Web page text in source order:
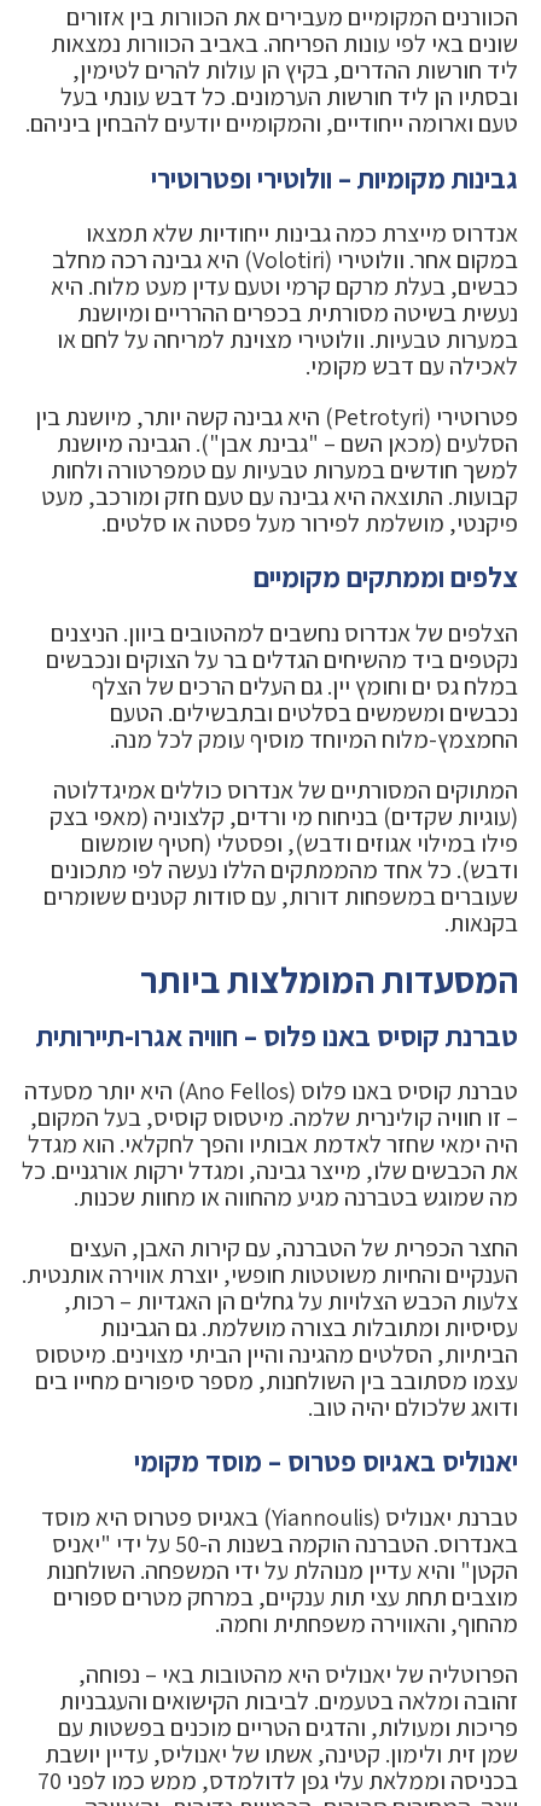
הכוורנים המקומיים מעבירים את הכוורות בין אזורים
שונים באי לפי עונות הפריחה. באביב הכוורות נמצאות
ליד חורשות ההדרים, בקיץ הן עולות להרים לטימין,
ובסתיו הן ליד חורשות הערמונים. כל דבש עונתי בעל
טעם וארומה ייחודיים, והמקומיים יודעים להבחין ביניהם.
גבינות מקומיות – וולוטירי ופטרוטירי
אנדרוס מייצרת כמה גבינות ייחודיות שלא תמצאו
במקום אחר. וולוטירי (Volotiri) היא גבינה רכה מחלב
כבשים, בעלת מרקם קרמי וטעם עדין מעט מלוח. היא
נעשית בשיטה מסורתית בכפרים ההרריים ומיושנת
במערות טבעיות. וולוטירי מצוינת למריחה על לחם או
לאכילה עם דבש מקומי.
פטרוטירי (Petrotyri) היא גבינה קשה יותר, מיושנת בין
הסלעים (מכאן השם – "גבינת אבן"). הגבינה מיושנת
למשך חודשים במערות טבעיות עם טמפרטורה ולחות
קבועות. התוצאה היא גבינה עם טעם חזק ומורכב, מעט
פיקנטי, מושלמת לפירור מעל פסטה או סלטים.
צלפים וממתקים מקומיים
הצלפים של אנדרוס נחשבים למהטובים ביוון. הניצנים
נקטפים ביד מהשיחים הגדלים בר על הצוקים ונכבשים
במלח גס ים וחומץ יין. גם העלים הרכים של הצלף
נכבשים ומשמשים בסלטים ובתבשילים. הטעם
החמצמץ-מלוח המיוחד מוסיף עומק לכל מנה.
המתוקים המסורתיים של אנדרוס כוללים אמיגדלוטה
(עוגיות שקדים) בניחוח מי ורדים, קלצוניה (מאפי בצק
פילו במילוי אגוזים ודבש), ופסטלי (חטיף שומשום
ודבש). כל אחד מהממתקים הללו נעשה לפי מתכונים
שעוברים במשפחות דורות, עם סודות קטנים ששומרים
בקנאות.
המסעדות המומלצות ביותר
טברנת קוסיס באנו פלוס – חוויה אגרו-תיירותית
טברנת קוסיס באנו פלוס (Ano Fellos) היא יותר מסעדה
– זו חוויה קולינרית שלמה. מיטסוס קוסיס, בעל המקום,
היה ימאי שחזר לאדמת אבותיו והפך לחקלאי. הוא מגדל
את הכבשים שלו, מייצר גבינה, ומגדל ירקות אורגניים. כל
מה שמוגש בטברנה מגיע מהחווה או מחוות שכנות.
החצר הכפרית של הטברנה, עם קירות האבן, העצים
הענקיים והחיות משוטטות חופשי, יוצרת אווירה אותנטית.
צלעות הכבש הצלויות על גחלים הן האגדיות – רכות,
עסיסיות ומתובלות בצורה מושלמת. גם הגבינות
הביתיות, הסלטים מהגינה והיין הביתי מצוינים. מיטסוס
עצמו מסתובב בין השולחנות, מספר סיפורים מחייו בים
ודואג שלכולם יהיה טוב.
יאנוליס באגיוס פטרוס – מוסד מקומי
טברנת יאנוליס (Yiannoulis) באגיוס פטרוס היא מוסד
באנדרוס. הטברנה הוקמה בשנות ה-50 על ידי "יאניס
הקטן" והיא עדיין מנוהלת על ידי המשפחה. השולחנות
מוצבים תחת עצי תות ענקיים, במרחק מטרים ספורים
מהחוף, והאווירה משפחתית וחמה.
הפרוטליה של יאנוליס היא מהטובות באי – נפוחה,
זהובה ומלאה בטעמים. לביבות הקישואים והעגבניות
פריכות ומעולות, והדגים הטריים מוכנים בפשטות עם
שמן זית ולימון. קטינה, אשתו של יאנוליס, עדיין יושבת
בכניסה וממלאת עלי גפן לדולמדס, ממש כמו לפני 70